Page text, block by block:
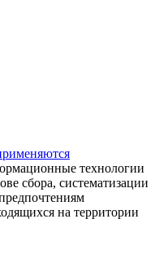
технологии
сбора, систематизации
на территории